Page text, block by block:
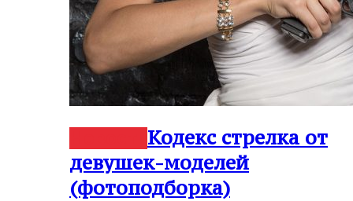
Кодекс стрелка от
девушек-моделей
(фотоподборка)